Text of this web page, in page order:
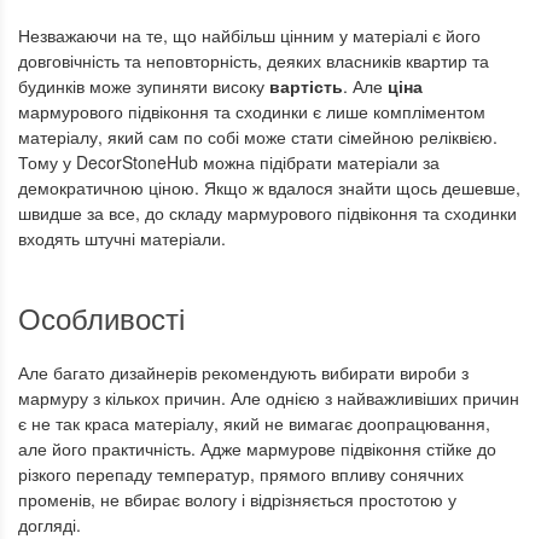
Незважаючи на те, що найбільш цінним у матеріалі є його
довговічність та неповторність, деяких власників квартир та
будинків може зупиняти високу вартість. Але ціна
мармурового підвіконня та сходинки є лише компліментом
матеріалу, який сам по собі може стати сімейною реліквією.
Тому у DecorStoneHub можна підібрати матеріали за
демократичною ціною. Якщо ж вдалося знайти щось дешевше,
швидше за все, до складу мармурового підвіконня та сходинки
входять штучні матеріали.
Особливості
Але багато дизайнерів рекомендують вибирати вироби з
мармуру з кількох причин. Але однією з найважливіших причин
є не так краса матеріалу, який не вимагає доопрацювання,
але його практичність. Адже мармурове підвіконня стійке до
різкого перепаду температур, прямого впливу сонячних
променів, не вбирає вологу і відрізняється простотою у
догляді.